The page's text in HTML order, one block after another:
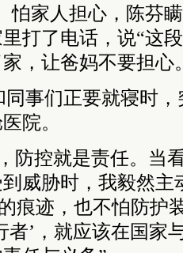
怕家人担心，陈芬
打了电话，说“这
，让爸妈不要担心
同事们正要就寝时
院。
防控就是责任。当
威胁时，我毅然主
痕迹，也不怕防护
者’，就应该在国家